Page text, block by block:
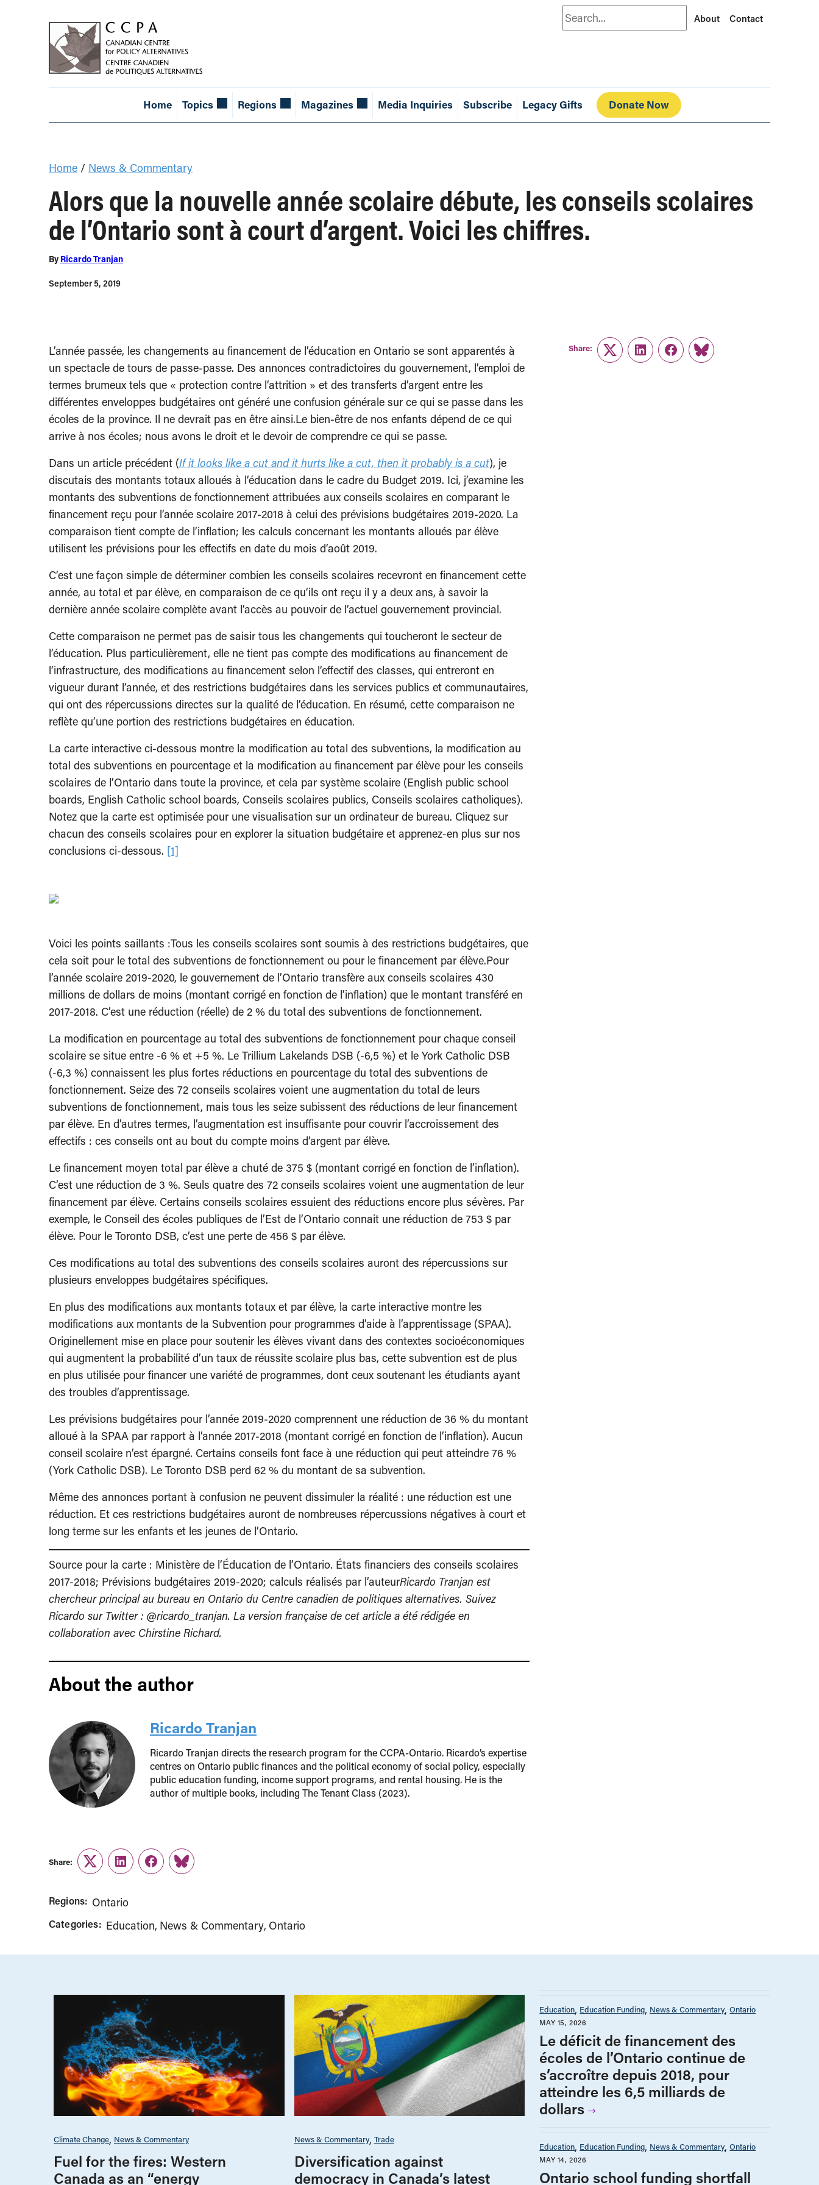
Search About Contact
Home Topics Regions Magazines Media Inquiries Subscribe Legacy Gifts Donate Now
Home / News & Commentary
Alors que la nouvelle année scolaire débute, les conseils scolaires
de l’Ontario sont à court d’argent. Voici les chiffres.
By Ricardo Tranjan
September 5, 2019
L’année passée, les changements au financement de l’éducation en Ontario se sont apparentés à
un spectacle de tours de passe-passe. Des annonces contradictoires du gouvernement, l’emploi de
termes brumeux tels que « protection contre l’attrition » et des transferts d’argent entre les
différentes enveloppes budgétaires ont généré une confusion générale sur ce qui se passe dans les
écoles de la province. Il ne devrait pas en être ainsi.Le bien-être de nos enfants dépend de ce qui
arrive à nos écoles; nous avons le droit et le devoir de comprendre ce qui se passe.
Dans un article précédent (If it looks like a cut and it hurts like a cut, then it probably is a cut), je
discutais des montants totaux alloués à l’éducation dans le cadre du Budget 2019. Ici, j’examine les
montants des subventions de fonctionnement attribuées aux conseils scolaires en comparant le
financement reçu pour l’année scolaire 2017-2018 à celui des prévisions budgétaires 2019-2020. La
comparaison tient compte de l’inflation; les calculs concernant les montants alloués par élève
utilisent les prévisions pour les effectifs en date du mois d’août 2019.
C’est une façon simple de déterminer combien les conseils scolaires recevront en financement cette
année, au total et par élève, en comparaison de ce qu’ils ont reçu il y a deux ans, à savoir la
dernière année scolaire complète avant l’accès au pouvoir de l’actuel gouvernement provincial.
Cette comparaison ne permet pas de saisir tous les changements qui toucheront le secteur de
l’éducation. Plus particulièrement, elle ne tient pas compte des modifications au financement de
l’infrastructure, des modifications au financement selon l’effectif des classes, qui entreront en
vigueur durant l’année, et des restrictions budgétaires dans les services publics et communautaires,
qui ont des répercussions directes sur la qualité de l’éducation. En résumé, cette comparaison ne
reflète qu’une portion des restrictions budgétaires en éducation.
La carte interactive ci-dessous montre la modification au total des subventions, la modification au
total des subventions en pourcentage et la modification au financement par élève pour les conseils
scolaires de l’Ontario dans toute la province, et cela par système scolaire (English public school
boards, English Catholic school boards, Conseils scolaires publics, Conseils scolaires catholiques).
Notez que la carte est optimisée pour une visualisation sur un ordinateur de bureau. Cliquez sur
chacun des conseils scolaires pour en explorer la situation budgétaire et apprenez-en plus sur nos
conclusions ci-dessous. [1]
Voici les points saillants :Tous les conseils scolaires sont soumis à des restrictions budgétaires, que
cela soit pour le total des subventions de fonctionnement ou pour le financement par élève.Pour
l’année scolaire 2019-2020, le gouvernement de l’Ontario transfère aux conseils scolaires 430
millions de dollars de moins (montant corrigé en fonction de l’inflation) que le montant transféré en
2017-2018. C’est une réduction (réelle) de 2 % du total des subventions de fonctionnement.
La modification en pourcentage au total des subventions de fonctionnement pour chaque conseil
scolaire se situe entre -6 % et +5 %. Le Trillium Lakelands DSB (-6,5 %) et le York Catholic DSB
(-6,3 %) connaissent les plus fortes réductions en pourcentage du total des subventions de
fonctionnement. Seize des 72 conseils scolaires voient une augmentation du total de leurs
subventions de fonctionnement, mais tous les seize subissent des réductions de leur financement
par élève. En d’autres termes, l’augmentation est insuffisante pour couvrir l’accroissement des
effectifs : ces conseils ont au bout du compte moins d’argent par élève.
Le financement moyen total par élève a chuté de 375 $ (montant corrigé en fonction de l’inflation).
C’est une réduction de 3 %. Seuls quatre des 72 conseils scolaires voient une augmentation de leur
financement par élève. Certains conseils scolaires essuient des réductions encore plus sévères. Par
exemple, le Conseil des écoles publiques de l’Est de l’Ontario connait une réduction de 753 $ par
élève. Pour le Toronto DSB, c’est une perte de 456 $ par élève.
Ces modifications au total des subventions des conseils scolaires auront des répercussions sur
plusieurs enveloppes budgétaires spécifiques.
En plus des modifications aux montants totaux et par élève, la carte interactive montre les
modifications aux montants de la Subvention pour programmes d’aide à l’apprentissage (SPAA).
Originellement mise en place pour soutenir les élèves vivant dans des contextes socioéconomiques
qui augmentent la probabilité d’un taux de réussite scolaire plus bas, cette subvention est de plus
en plus utilisée pour financer une variété de programmes, dont ceux soutenant les étudiants ayant
des troubles d’apprentissage.
Les prévisions budgétaires pour l’année 2019-2020 comprennent une réduction de 36 % du montant
alloué à la SPAA par rapport à l’année 2017-2018 (montant corrigé en fonction de l’inflation). Aucun
conseil scolaire n’est épargné. Certains conseils font face à une réduction qui peut atteindre 76 %
(York Catholic DSB). Le Toronto DSB perd 62 % du montant de sa subvention.
Même des annonces portant à confusion ne peuvent dissimuler la réalité : une réduction est une
réduction. Et ces restrictions budgétaires auront de nombreuses répercussions négatives à court et
long terme sur les enfants et les jeunes de l’Ontario.
Source pour la carte : Ministère de l’Éducation de l’Ontario. États financiers des conseils scolaires
2017-2018; Prévisions budgétaires 2019-2020; calculs réalisés par l’auteurRicardo Tranjan est
chercheur principal au bureau en Ontario du Centre canadien de politiques alternatives. Suivez
Ricardo sur Twitter : @ricardo_tranjan. La version française de cet article a été rédigée en
collaboration avec Chirstine Richard.
About the author
Ricardo Tranjan
Ricardo Tranjan directs the research program for the CCPA-Ontario. Ricardo’s expertise
centres on Ontario public finances and the political economy of social policy, especially
public education funding, income support programs, and rental housing. He is the
author of multiple books, including The Tenant Class (2023).
Share:
TwitterLinkedInFacebook
Link
Share:
TwitterLinkedInFacebook
Link
Regions: Ontario
Categories: Education News & Commentary Ontario
Climate Change News & Commentary
Fuel for the fires: Western
Canada as an “energy
News & Commentary Trade
Diversification against
democracy in Canada’s latest
Education Education Funding News & Commentary Ontario
MAY 15, 2026
Le déficit de financement des
écoles de l’Ontario continue de
s’accroître depuis 2018, pour
atteindre les 6,5 milliards de
dollars
Education Education Funding News & Commentary Ontario
MAY 14, 2026
Ontario school funding shortfall